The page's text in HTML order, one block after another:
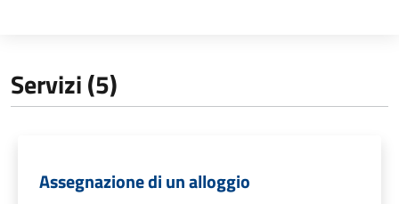
Servizi (5)
Assegnazione di un alloggio